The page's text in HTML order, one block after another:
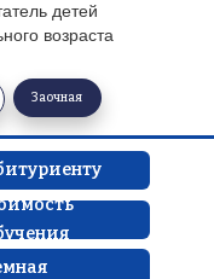
Заочная
детей
возраста